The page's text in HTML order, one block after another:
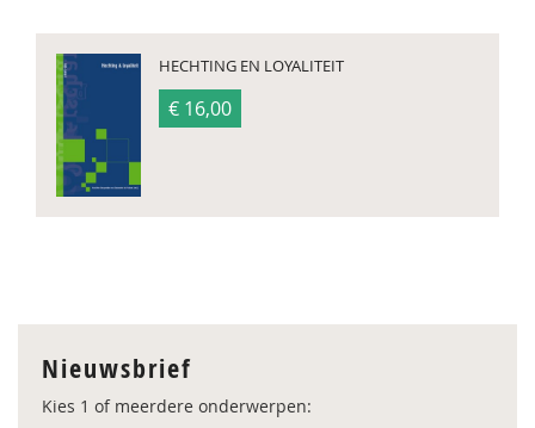
HECHTING EN LOYALITEIT
€ 16,00
Nieuwsbrief
Kies 1 of meerdere onderwerpen: